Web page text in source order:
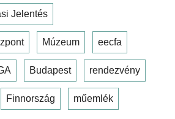
Jelentés
Múzeum eecfa
Budapest rendezvény
Finnország műemlék